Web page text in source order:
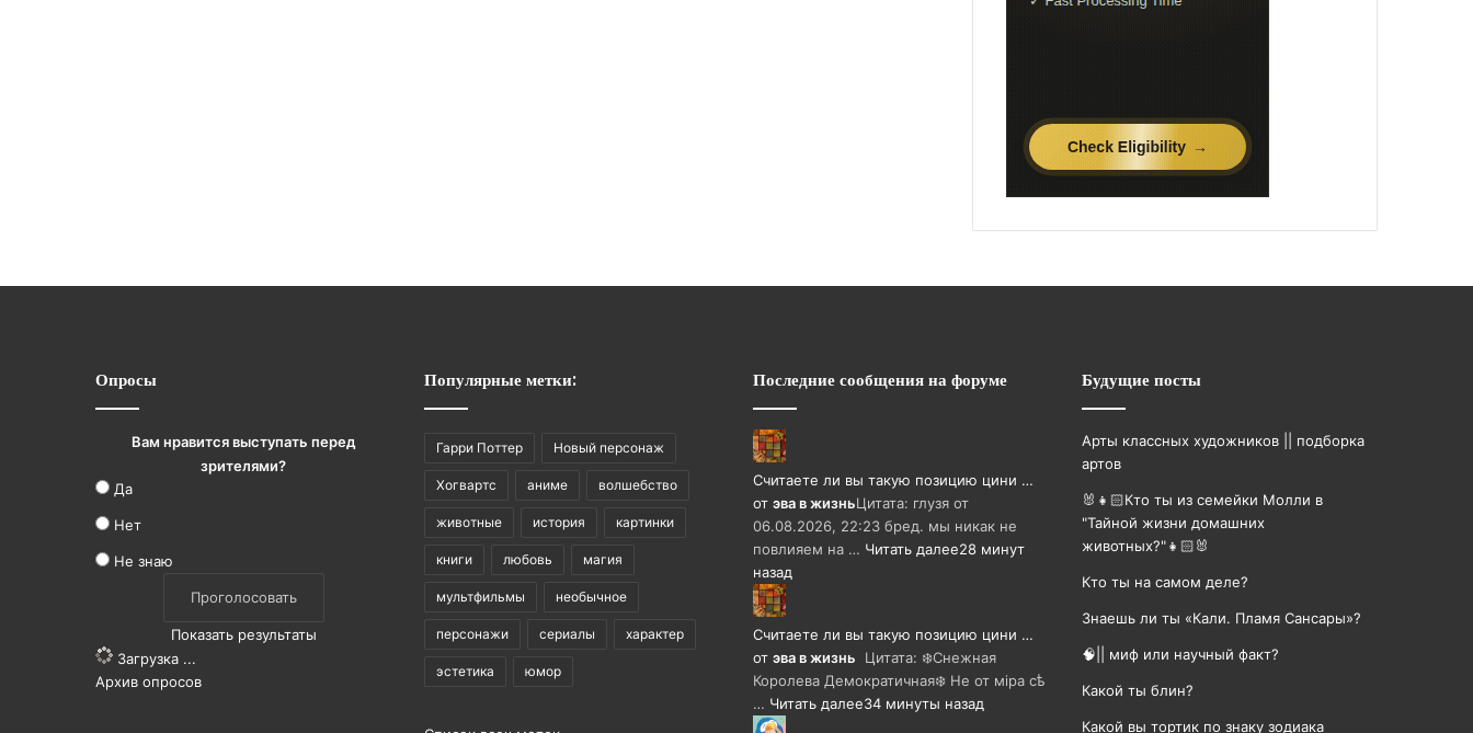
Опросы
Вам нравится выступать перед
зрителями?
Да
Нет
Не знаю
Показать результаты
Загрузка ...
Архив опросов
Популярные метки:
Гарри Поттер Новый персонаж
Хогвартс аниме волшебство
животные история картинки
книги любовь магия
мультфильмы необычное
персонажи сериалы характер
эстетика юмор
Последние сообщения на форуме
Считаете ли вы такую позицию цини …
от эва в жизньЦитата: глузя от
06.08.2026, 22:23 бред. мы никак не
повлияем на … Читать далее28 минут
назад
Считаете ли вы такую позицию цини …
от эва в жизнь Цитата: ❄️Снежная
Королева Демократичная❄️ Не от мiра сѣ
… Читать далее34 минуты назад
Будущие посты
Арты классных художников || подборка
артов
🐰👧🏻Кто ты из семейки Молли в
"Тайной жизни домашних
животных?"👧🏻🐰
Кто ты на самом деле?
Знаешь ли ты «Кали. Пламя Сансары»?
🧠|| миф или научный факт?
Какой ты блин?
Какой вы тортик по знаку зодиака